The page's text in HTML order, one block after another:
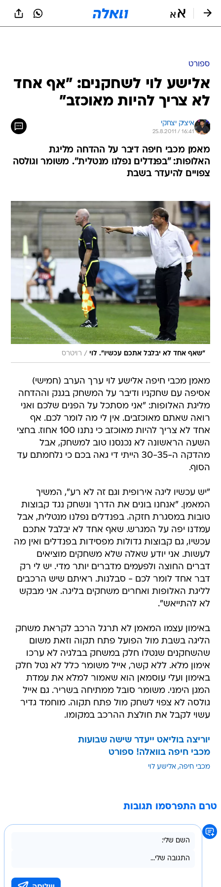
ספורט
אלישע לוי לשחקנים: "אף אחד
לא צריך להיות מאוכזב"
איציק יצחקי
25.8.2011 / 16:41
מאמן מכבי חיפה דיבר על ההדחה מליגת
האלופות: "בפנדלים נפלנו מנטלית". משומר וגולסה
צפויים להיעדר בשבת
"שאף אחד לא יבלבל אתכם עכשיו". לוי / רויטרס
מאמן מכבי חיפה אלישע לוי ערך הערב (חמישי)
אסיפה עם שחקניו ודיבר על המשחק בגנק וההדחה
מליגת האלופות: "אני מסתכל על הפנים שלכם ואני
רואה שאתם מאוכזבים. אין לי מה לומר לכם. אף
אחד לא צריך להיות מאוכזב כי נתנו 100 אחוז. בחצי
השעה הראשונה לא נכנסנו טוב למשחק, אבל
מהדקה ה-30-35 הייתי די גאה בכם כי נלחמתם עד
הסוף.
"יש עכשיו ליגה אירופית וגם זה לא רע", המשיך
המאמן. "אנחנו בונים את הדרך ונשחק נגד קבוצות
טובות במסגרת חזקה. בפנדלים נפלנו מנטלית, אבל
עמדנו יפה על המגרש. שאף אחד לא יבלבל אתכם
עכשיו, גם קבוצות גדולות מפסידות בפנדלים ואין מה
לעשות. אני יודע שאלה שלא משחקים מוציאים
דברים החוצה ולפעמים מדברים יותר מדי. יש לי רק
דבר אחד לומר לכם - סבלנות. ראיתם שיש הרכבים
לליגת האלופות ואחרים משחקים בליגה. אני מבקש
לא להתייאש".
באימון עצמו המאמן לא תרגל הרכב לקראת משחק
הליגה בשבת מול הפועל פתח תקוה וזאת משום
שהשחקנים שנטלו חלק במשחק בבלגיה לא ערכו
אימון מלא. ללא קשר, אייל משומר כלל לא נטל חלק
באימון ועלי עוסמאן הוא שאמור למלא את עמדת
המגן הימני. משומר סובל ממתיחה בשריר. גם אייל
גולסה לא צפוי לשחק מול פתח תקוה. מוחמד גדיר
עשוי לקבל את חולצת ההרכב במקומו.
יוריצה בוליאט ייעדר שישה שבועות
מכבי חיפה בוואלה! ספורט
מכבי חיפה אלישע לוי
טרם התפרסמו תגובות